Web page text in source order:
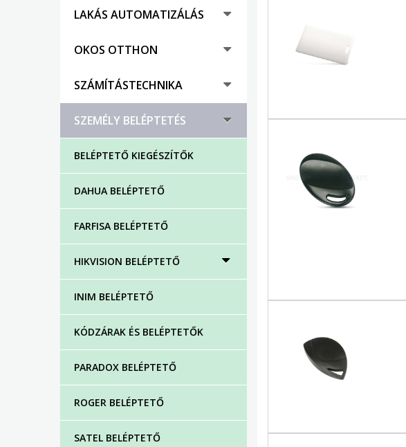
LAKÁS AUTOMATIZÁLÁS
OKOS OTTHON
SZÁMÍTÁSTECHNIKA
SZEMÉLY BELÉPTETÉS
BELÉPTETŐ KIEGÉSZÍTŐK
DAHUA BELÉPTETŐ
FARFISA BELÉPTETŐ
HIKVISION BELÉPTETŐ
INIM BELÉPTETŐ
KÓDZÁRAK ÉS BELÉPTETŐK
PARADOX BELÉPTETŐ
ROGER BELÉPTETŐ
SATEL BELÉPTETŐ